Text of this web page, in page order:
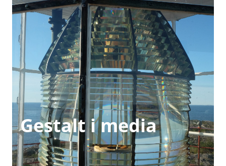
Gestalt i media